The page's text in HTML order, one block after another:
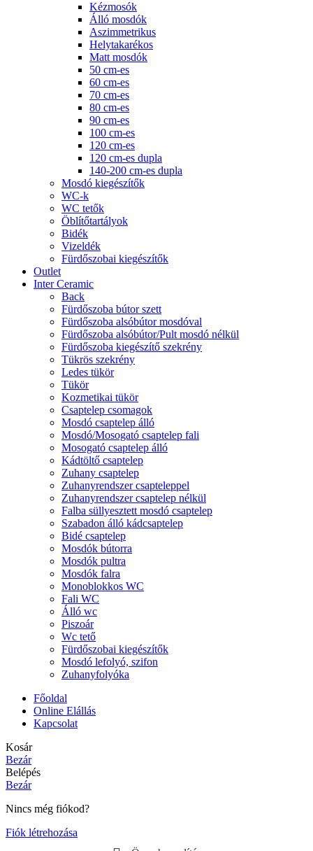
Kézmosók
Álló mosdók
Aszimmetrikus
Helytakarékos
Matt mosdók
50 cm-es
60 cm-es
70 cm-es
80 cm-es
90 cm-es
100 cm-es
120 cm-es
120 cm-es dupla
140-200 cm-es dupla
Mosdó kiegészítők
WC-k
WC tetők
Öblítőtartályok
Bidék
Vizeldék
Fürdőszobai kiegészítők
Outlet
Inter Ceramic
Back
Fürdőszoba bútor szett
Fürdőszoba alsóbútor mosdóval
Fürdőszoba alsóbútor/Pult mosdó nélkül
Fürdőszoba kiegészítő szekrény
Tükrös szekrény
Ledes tükör
Tükör
Kozmetikai tükör
Csaptelep csomagok
Mosdó csaptelep álló
Mosdó/Mosogató csaptelep fali
Mosogató csaptelep álló
Kádtöltő csaptelep
Zuhany csaptelep
Zuhanyrendszer csapteleppel
Zuhanyrendszer csaptelep nélkül
Falba süllyesztett mosdó csaptelep
Szabadon álló kádcsaptelep
Bidé csaptelep
Mosdók bútorra
Mosdók pultra
Mosdók falra
Monoblokkos WC
Fali WC
Álló wc
Piszoár
Wc tető
Fürdőszobai kiegészítők
Mosdó lefolyó, szifon
Zuhanyfolyóka
Főoldal
Online Elállás
Kapcsolat
Kosár
Bezár
Belépés
Bezár
Nincs még fiókod?
Fiók létrehozása